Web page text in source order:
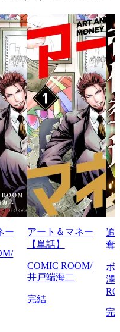
ー
アート＆マネー
【単話】
COMIC ROOM/
井戸端海二
完結
追
奪
ボ
澤/
完